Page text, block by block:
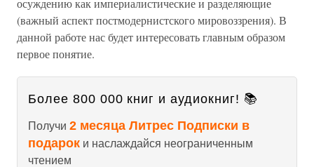
осуждению как империалистические и разделяющие
(важный аспект постмодернистского мировоззрения). В
данной работе нас будет интересовать главным образом
первое понятие.
Более 800 000 книг и аудиокниг! 📚
Получи 2 месяца Литрес Подписки в
подарок и наслаждайся неограниченным
чтением